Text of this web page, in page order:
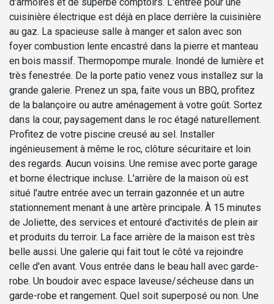
d'armoires et de superbe comptoirs. L'entrée pour une
cuisinière électrique est déjà en place derrière la cuisinière
au gaz. La spacieuse salle à manger et salon avec son
foyer combustion lente encastré dans la pierre et manteau
en bois massif. Thermopompe murale. Inondé de lumière et
très fenestrée. De la porte patio venez vous installez sur la
grande galerie. Prenez un spa, faite vous un BBQ, profitez
de la balançoire ou autre aménagement à votre goût. Sortez
dans la cour, paysagement dans le roc étagé naturellement.
Profitez de votre piscine creusé au sel. Installer
ingénieusement à même le roc, clôture sécuritaire et loin
des regards. Aucun voisins. Une remise avec porte garage
et borne électrique incluse. L'arrière de la maison où est
situé l'autre entrée avec un terrain gazonnée et un autre
stationnement menant à une artère principale. À 15 minutes
de Joliette, des services et entouré d'activités de plein air
et produits du terroir. La face arrière de la maison est très
belle aussi. Une galerie qui fait tout le côté va rejoindre
celle d'en avant. Vous entrée dans le beau hall avec garde-
robe. Un boudoir avec espace laveuse/sécheuse dans un
garde-robe et rangement. Quel soit superposé ou non. Une